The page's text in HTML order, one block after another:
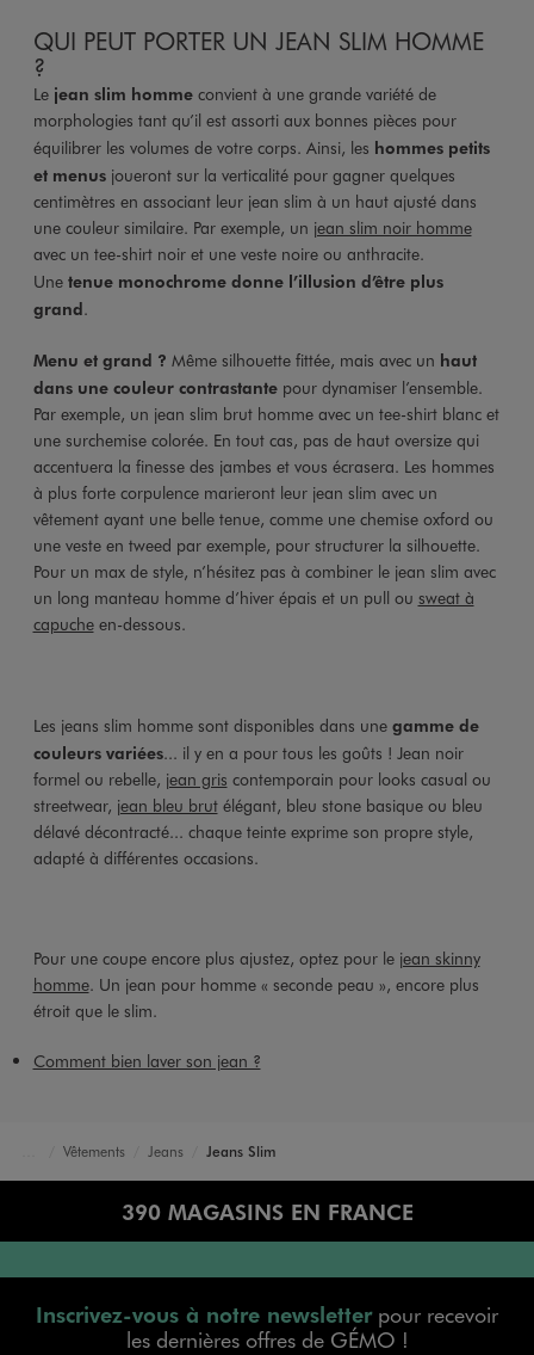
QUI PEUT PORTER UN JEAN SLIM HOMME
?
Le jean slim hommeconvient à une grande variété de
morphologies tant qu’il est assorti aux bonnes pièces pour
équilibrer les volumes de votre corps. Ainsi, les hommes petits
et menusjoueront sur la verticalité pour gagner quelques
centimètres en associant leur jean slim à un haut ajusté dans
une couleur similaire. Par exemple, un jean slim noir homme
avec un tee-shirt noir et une veste noire ou anthracite.
Une tenue monochrome donne l’illusion d’être plus
grand.
Menu et grand ? Même silhouette fittée, mais avec un haut
dans une couleur contrastantepour dynamiser l’ensemble.
Par exemple, un jean slim brut homme avec un tee-shirt blanc et
une surchemise colorée. En tout cas, pas de haut oversize qui
accentuera la finesse des jambes et vous écrasera. Les hommes
à plus forte corpulence marieront leur jean slim avec un
vêtement ayant une belle tenue, comme une chemise oxford ou
une veste en tweed par exemple, pour structurer la silhouette.
Pour un max de style, n’hésitez pas à combiner le jean slim avec
un long manteau homme d’hiver épais et un pull ou sweat à
capucheen-dessous.
Les jeans slim homme sont disponibles dans une gamme de
couleurs variées... il y en a pour tous les goûts ! Jean noir
formel ou rebelle, jean gris contemporain pour looks casual ou
streetwear, jean bleu brutélégant, bleu stone basique ou bleu
délavé décontracté... chaque teinte exprime son propre style,
adapté à différentes occasions.
Pour une coupe encore plus ajustez, optez pour le jean skinny
homme. Un jean pour homme « seconde peau », encore plus
étroit que le slim.
Comment bien laver son jean ?
Vêtements Jeans Jeans Slim
390 MAGASINS EN FRANCE
Inscrivez-vous à notre newsletterpour recevoir
les dernières offres de GÉMO !